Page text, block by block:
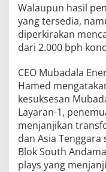
Walaupun hasil
yang tersedia,
diperkirakan
dari 2.000 bph
CEO Mubadala
Hamed
kesuksesan
Layaran-1,
menjanjikan
dan Asia
Blok South
plays yang